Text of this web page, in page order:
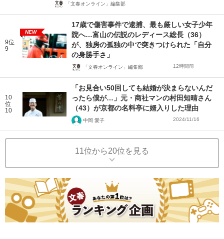
「文春オンライン」編集部
9位
9
NEW
17歳で傷害事件で逮捕、最も厳しい女子少年
院へ…富山の伝説のレディース総長（36）
が、独房の孤独の中で突きつけられた「自分
の身勝手さ」
「文春オンライン」編集部 12時間前
10
位
10
「お見合い50回しても結婚が決まらないんだ
ったら僕が…」元・商社マンの村田知晴さん
（43）が京都の名料亭に婿入りした理由
中岡 愛子 2024/11/16
11位から20位を見る